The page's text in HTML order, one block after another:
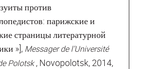
против
парижские и
страницы литературной
»], Messager de l’Université
Polotsk, Novopolotsk, 2014,